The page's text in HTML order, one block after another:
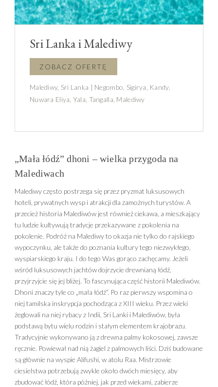
Sri Lanka i Malediwy
Malediwy, Sri Lanka | Negombo, Sigirya, Kandy,
Nuwara Eliya, Yala, Tangalla, Malediwy
„Mała łódź” dhoni – wielka przygoda na
Malediwach
Malediwy często postrzega się przez pryzmat luksusowych
hoteli, prywatnych wysp i atrakcji dla zamożnych turystów. A
przecież historia Malediwów jest również ciekawa, a mieszkający
tu ludzie kultywują tradycje przekazywane z pokolenia na
pokolenie. Podróż na Malediwy to okazja nie tylko do rajskiego
wypoczynku, ale także do poznania kultury tego niezwykłego,
wyspiarskiego kraju. I do tego Was gorąco zachęcamy. Jeżeli
wśród luksusowych jachtów dojrzycie drewnianą łódź,
przyjrzyjcie się jej bliżej. To fascynująca część historii Malediwów.
Dhoni znaczy tyle co „mała łódź”. Po raz pierwszy wspomina o
niej tamilska inskrypcja pochodząca z XIII wieku. Przez wieki
żeglowali na niej rybacy z Indii, Sri Lanki i Malediwów, była
podstawą bytu wielu rodzin i stałym elementem krajobrazu.
Tradycyjnie wykonywano ją z drewna palmy kokosowej, zawsze
ręcznie. Powiewał nad nią żagiel z palmowych liści. Dziś budowane
są głównie na wyspie Alifushi, w atolu Raa. Mistrzowie
ciesielstwa potrzebują zwykle około dwóch miesięcy, aby
zbudować łódź, która później, jak przed wiekami, zabierze